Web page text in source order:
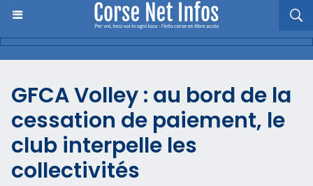
GFCA Volley : au bord de la
cessation de paiement, le
club interpelle les
collectivités